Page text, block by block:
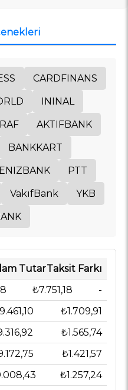
CARDFINANS
ININAL
AKTIFBANK
BANKKART
PTT
VakıfBank YKB
TutarTaksit Farkı
₺7.751,18
-
₺1.709,91
₺1.565,74
₺1.421,57
₺1.257,24